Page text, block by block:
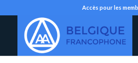
Accès pour les